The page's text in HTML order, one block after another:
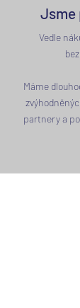
Jsme
Vedle
Máme
partnery a